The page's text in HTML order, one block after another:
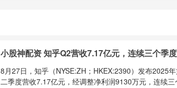
小股神配资 知乎Q2营收7.17亿元，连续三个季
8月27日，知乎（NYSE:ZH；HKEX:2390）发布2025
二季度营收7.17亿元，经调整净利润9130万元，连续三